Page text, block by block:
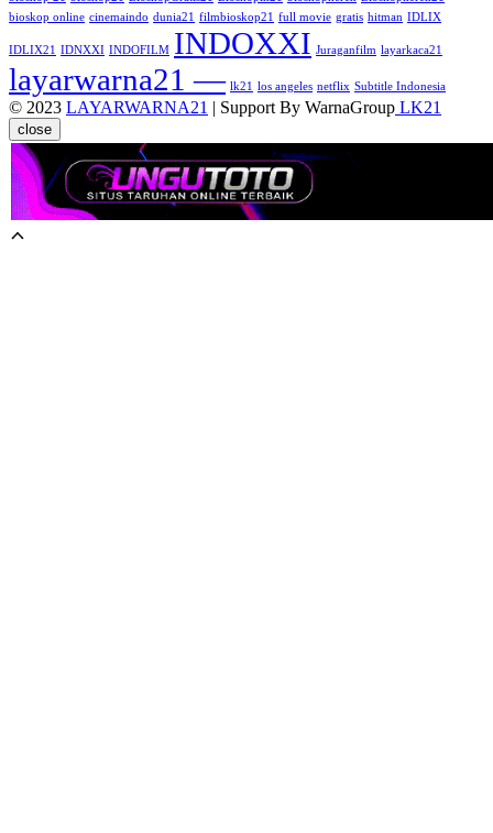
bioskop online cinemaindo dunia21 filmbioskop21 full movie gratis hitman IDLIX
IDLIX21 IDNXXI INDOFILM INDOXXI Juraganfilm layarkaca21
layarwarna21 — lk21 los angeles netflix Subtitle Indonesia
© 2023 LAYARWARNA21 | Support By WarnaGroup LK21
close